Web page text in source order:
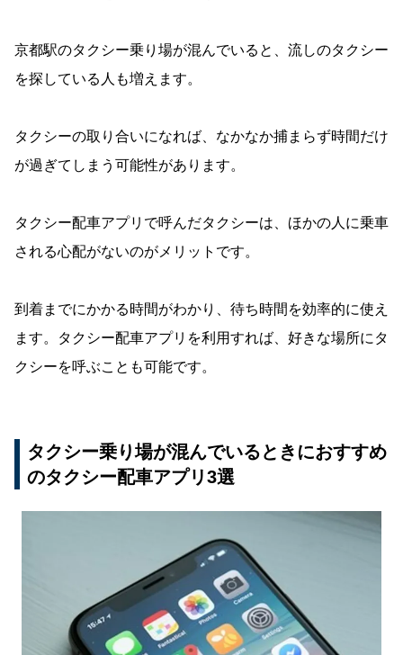
京都駅のタクシー乗り場が混んでいると、流しのタクシー
を探している人も増えます。
タクシーの取り合いになれば、なかなか捕まらず時間だけ
が過ぎてしまう可能性があります。
タクシー配車アプリで呼んだタクシーは、ほかの人に乗車
される心配がないのがメリットです。
到着までにかかる時間がわかり、待ち時間を効率的に使え
ます。タクシー配車アプリを利用すれば、好きな場所にタ
クシーを呼ぶことも可能です。
タクシー乗り場が混んでいるときにおすすめ
のタクシー配車アプリ3選